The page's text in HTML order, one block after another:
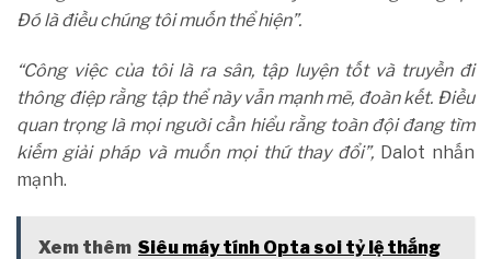
Đó là điều chúng tôi muốn thể hiện”.
“Công việc của tôi là ra sân, tập luyện tốt và truyền đi
thông điệp rằng tập thể này vẫn mạnh mẽ, đoàn kết. Điều
quan trọng là mọi người cần hiểu rằng toàn đội đang tìm
kiếm giải pháp và muốn mọi thứ thay đổi”, Dalot nhấn
mạnh.
Xem thêm Siêu máy tính Opta soi tỷ lệ thắng